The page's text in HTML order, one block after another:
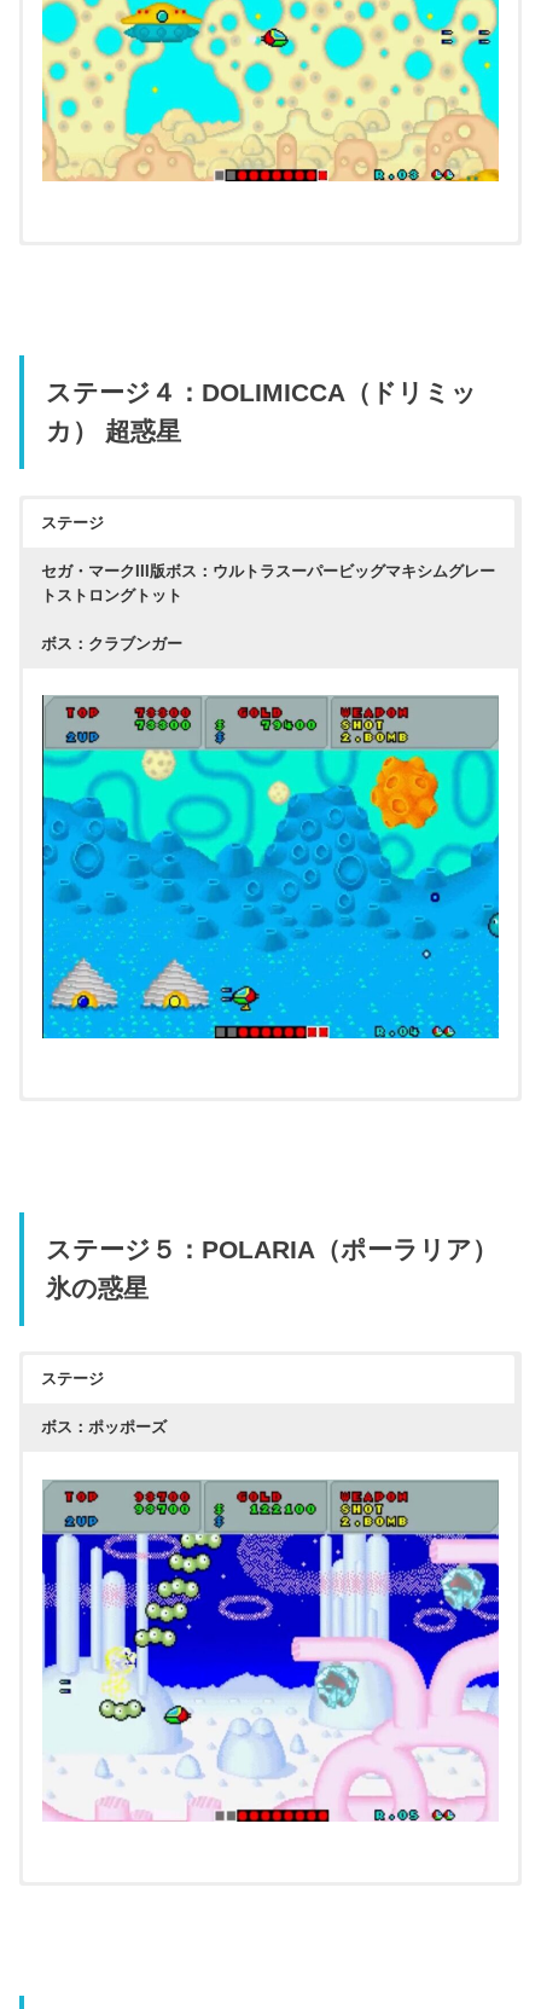
ステージ４：DOLIMICCA（ドリミッ
カ） 超惑星
ステージ
セガ・マークIII版ボス：ウルトラスーパービッグマキシムグレー
トストロングトット
ボス：クラブンガー
ステージ５：POLARIA（ポーラリア）
氷の惑星
ステージ
ボス：ポッポーズ